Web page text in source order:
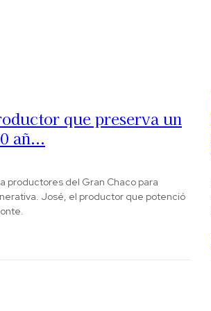
que preserva un
añ...
productores del Gran Chaco para
José, el productor que potenció